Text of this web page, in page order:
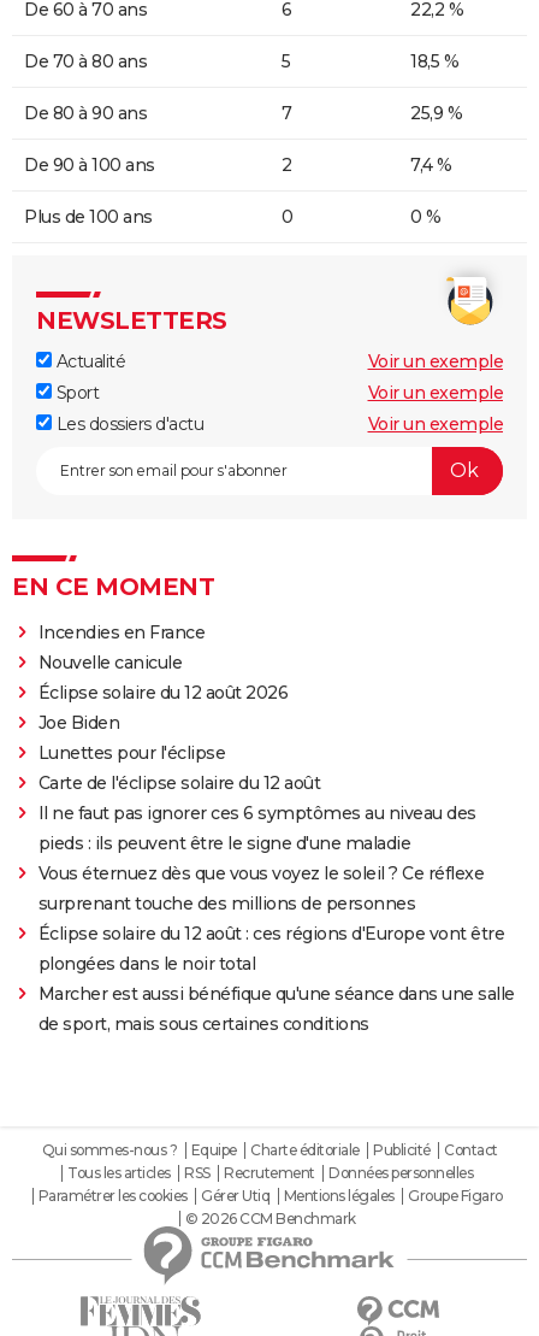
De 60 à 70 ans 6 22,2 %
De 70 à 80 ans 5 18,5 %
De 80 à 90 ans 7 25,9 %
De 90 à 100 ans 2 7,4 %
Plus de 100 ans 0 0 %
NEWSLETTERS
Actualité
Voir un exemple
Sport
Voir un exemple
Les dossiers d'actu
Voir un exemple
EN CE MOMENT
Incendies en France
Nouvelle canicule
Éclipse solaire du 12 août 2026
Joe Biden
Lunettes pour l'éclipse
Carte de l'éclipse solaire du 12 août
Il ne faut pas ignorer ces 6 symptômes au niveau des
pieds : ils peuvent être le signe d'une maladie
Vous éternuez dès que vous voyez le soleil ? Ce réflexe
surprenant touche des millions de personnes
Éclipse solaire du 12 août : ces régions d'Europe vont être
plongées dans le noir total
Marcher est aussi bénéfique qu'une séance dans une salle
de sport, mais sous certaines conditions
Qui sommes-nous ? Equipe Charte éditoriale Publicité
Contact
Tous les articles
RSS Recrutement
Données personnelles
Paramétrer les cookies
Gérer Utiq Mentions légales
Groupe Figaro
© 2026 CCM Benchmark